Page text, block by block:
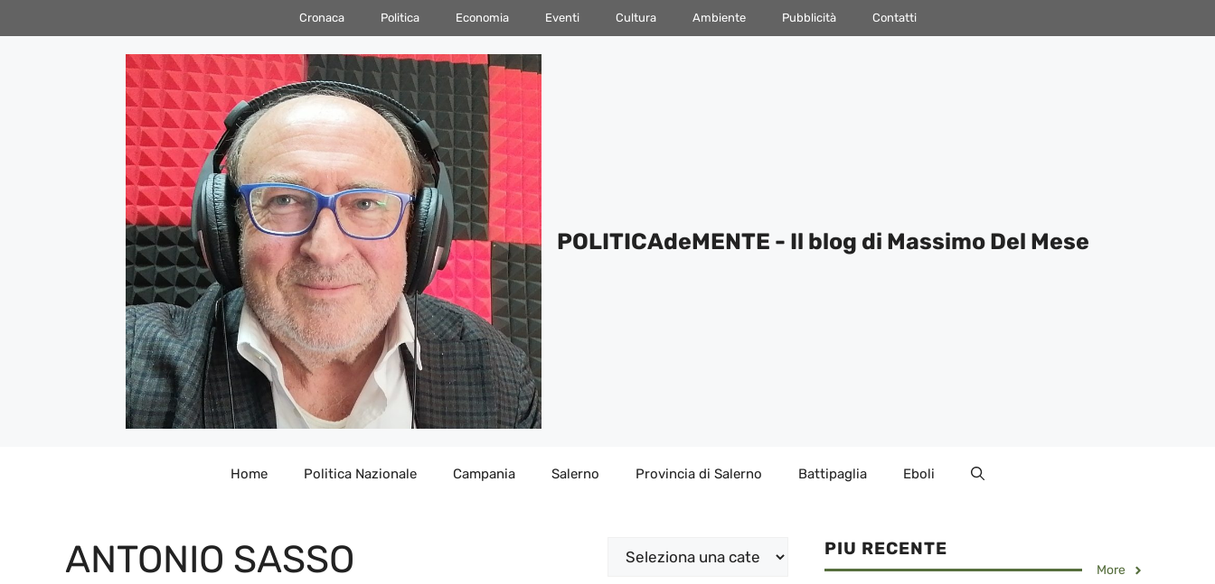
al
Cronaca Politica Economia Eventi Cultura Ambiente Pubblicità Contatti
POLITICAdeMENTE - Il blog di Massimo Del Mese
Home Politica Nazionale Campania Salerno Provincia di Salerno Battipaglia Eboli
ANTONIO SASSO Categorie PIU RECENTE
More